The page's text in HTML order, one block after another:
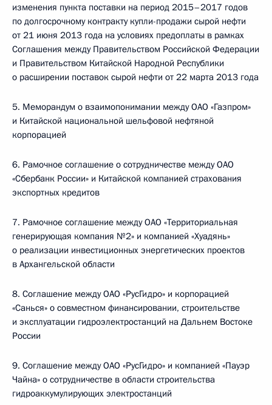
изменения пункта поставки на период 2015–2017 годов
по долгосрочному контракту купли-продажи сырой нефти
от 21 июня 2013 года на условиях предоплаты в рамках
Соглашения между Правительством Российской Федерации
и Правительством Китайской Народной Республики
о расширении поставок сырой нефти от 22 марта 2013 года
5. Меморандум о взаимопонимании между ОАО «Газпром»
и Китайской национальной шельфовой нефтяной
корпорацией
6. Рамочное соглашение о сотрудничестве между ОАО
«Сбербанк России» и Китайской компанией страхования
экспортных кредитов
7. Рамочное соглашение между ОАО «Территориальная
генерирующая компания №2» и компанией «Хуадянь»
о реализации инвестиционных энергетических проектов
в Архангельской области
8. Соглашение между ОАО «РусГидро» и корпорацией
«Санься» о совместном финансировании, строительстве
и эксплуатации гидроэлектростанций на Дальнем Востоке
России
9. Соглашение между ОАО «РусГидро» и компанией «Пауэр
Чайна» о сотрудничестве в области строительства
гидроаккумулирующих электростанций